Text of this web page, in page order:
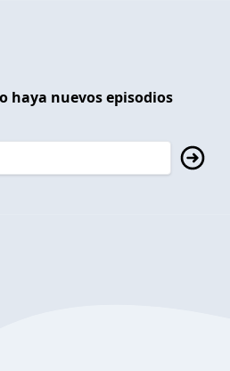
haya nuevos episodios